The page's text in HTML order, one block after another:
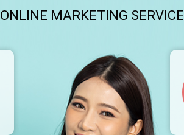
ONLINE MARKETING SERVICE